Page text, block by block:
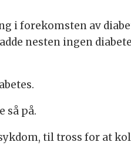
i forekomsten av
nesten ingen
så på.
til tross for at